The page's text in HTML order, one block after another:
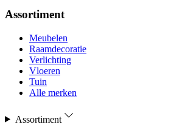
Assortiment
Meubelen
Raamdecoratie
Verlichting
Vloeren
Tuin
Alle merken
Assortiment